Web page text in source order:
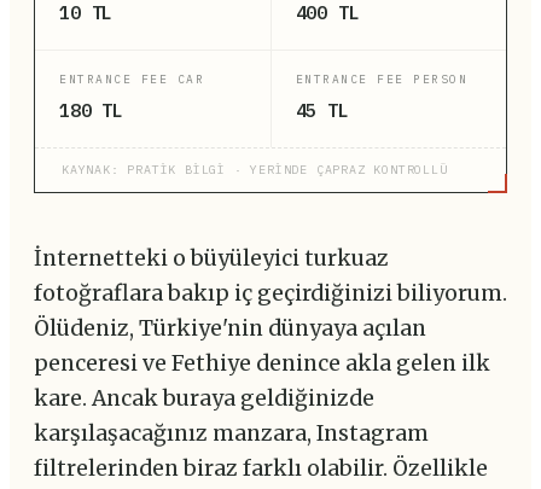
10 TL 400 TL
ENTRANCE FEE CAR
180 TL
ENTRANCE FEE PERSON
45 TL
KAYNAK: PRATİK BİLGİ · YERİNDE ÇAPRAZ KONTROLLÜ
İnternetteki o büyüleyici turkuaz
fotoğraflara bakıp iç geçirdiğinizi biliyorum.
Ölüdeniz, Türkiye'nin dünyaya açılan
penceresi ve Fethiye denince akla gelen ilk
kare. Ancak buraya geldiğinizde
karşılaşacağınız manzara, Instagram
filtrelerinden biraz farklı olabilir. Özellikle